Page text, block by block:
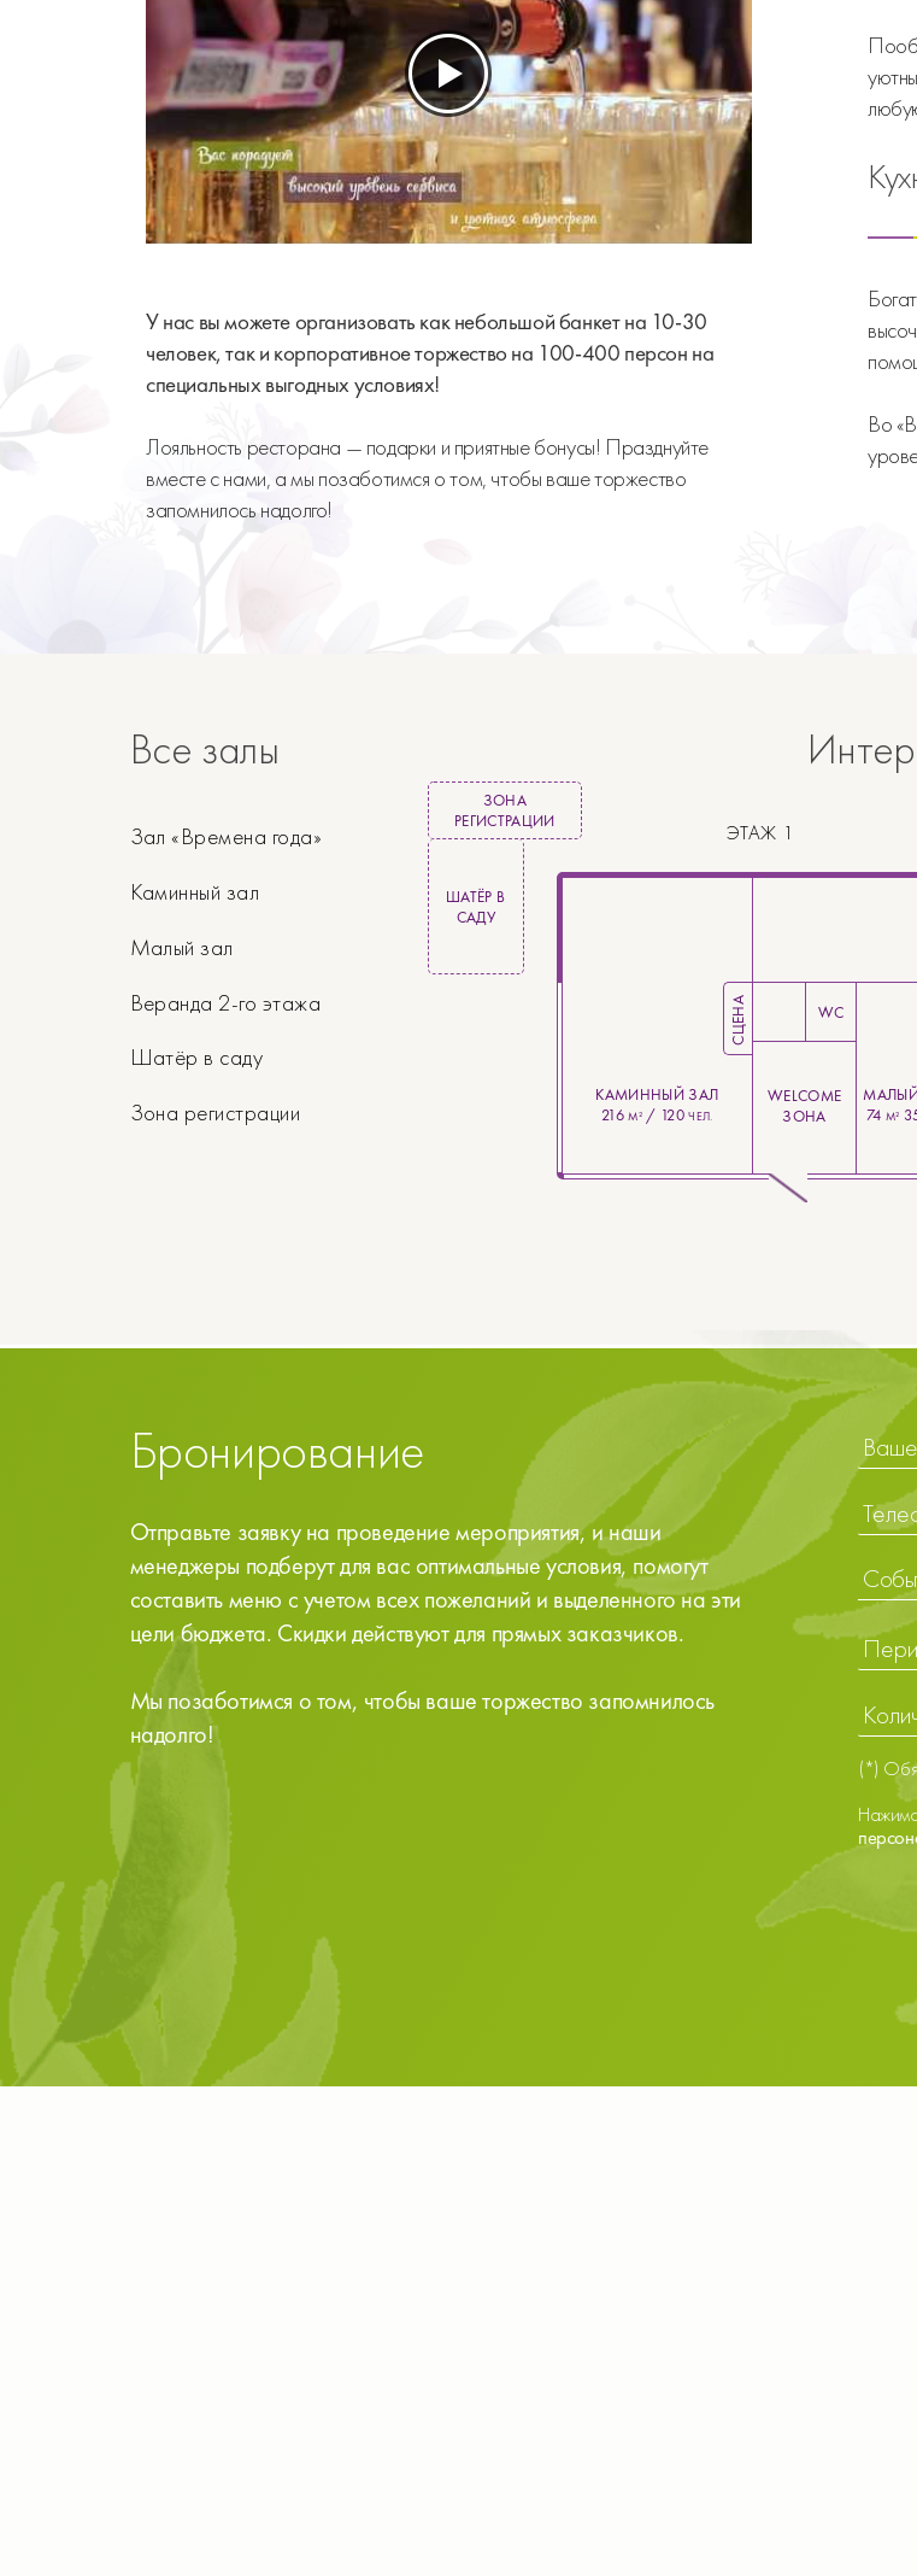
У нас вы можете организовать как небольшой банкет на 10-30
человек, так и корпоративное торжество на 100-400 персон на
специальных выгодных условиях!
Лояльность ресторана — подарки и приятные бонусы! Празднуйте
вместе с нами, а мы позаботимся о том, чтобы ваше торжество
запомнилось надолго!
Во
Все залы
Зал «Времена года»
Каминный зал
Малый зал
Веранда 2-го этажа
Шатёр в саду
Зона регистрации
ЭТАЖ 1
КАМИННЫЙ ЗАЛ
216М²/ 120ЧЕЛ.
СЦЕНА
WELCOME
ЗОНА
WC
74М²
ШАТЁР В
САДУ
ЗОНА
РЕГИСТРАЦИИ
Бронирование
Отправьте заявку на проведение мероприятия, и наши
менеджеры подберут для вас оптимальные условия, помогут
составить меню с учетом всех пожеланий и выделенного на эти
цели бюджета. Скидки действуют для прямых заказчиков.
Мы позаботимся о том, чтобы ваше торжество запомнилось
надолго!
(*)